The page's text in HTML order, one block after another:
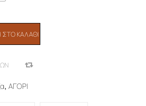
ΚΑΛΆΘΙ
,ΑΓΟΡΙ